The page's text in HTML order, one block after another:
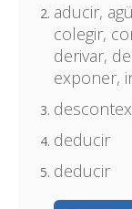
aducir,
colegir,
derivar,
exponer,
deducir
deducir